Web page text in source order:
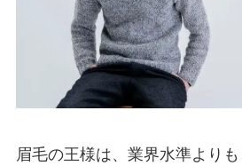
眉毛の王様は、業界水準より